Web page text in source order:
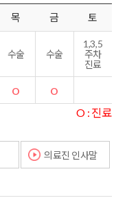
목 금 토
수술 수술
1,3,5
주차
진료
O O
O : 진료
의료진 인사말